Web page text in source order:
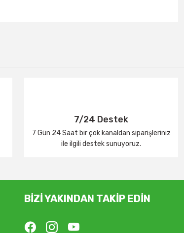
7/24 Destek
7 Gün 24 Saat bir çok kanaldan siparişleriniz
ile ilgili destek sunuyoruz.
BİZİ YAKINDAN TAKİP EDİN